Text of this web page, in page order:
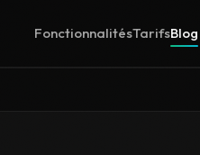
FonctionnalitésTarifsBlog